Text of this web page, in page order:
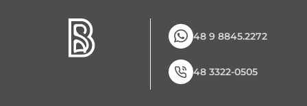
48 9 8845.2272
48 3322-0505